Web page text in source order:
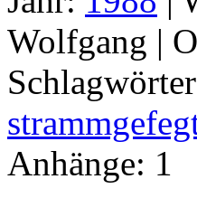
Wolfgang |
Anhänge: 1